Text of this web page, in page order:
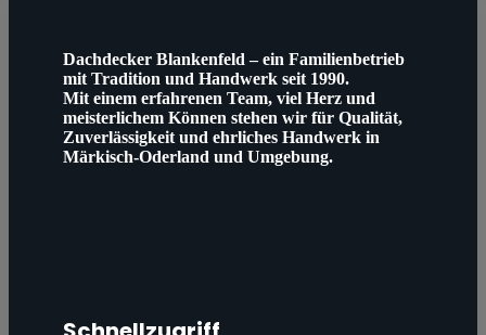
Dachdecker Blankenfeld – ein Familienbetrieb
mit Tradition und Handwerk seit 1990.
Mit einem erfahrenen Team, viel Herz und
meisterlichem Können stehen wir für Qualität,
Zuverlässigkeit und ehrliches Handwerk in
Märkisch-Oderland und Umgebung.